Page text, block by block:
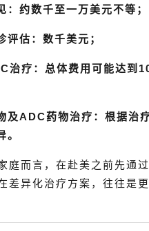
：约数千至一万美元不等；
评估：数千美元；
治疗：总体费用可能达到
及ADC药物治疗：根据治
。
庭而言，在赴美之前先通
差异化治疗方案，往往是